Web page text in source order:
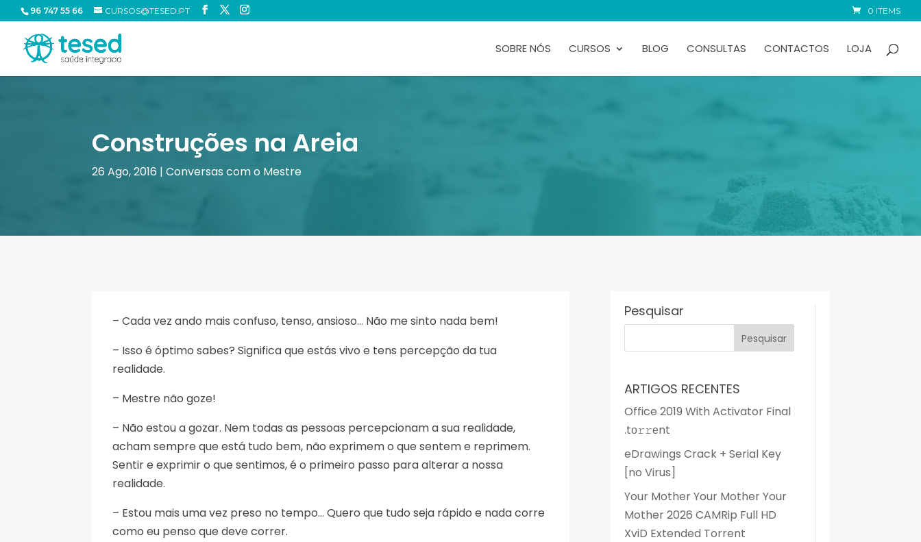
96 747 55 66 CURSOS@TESED.PT 0 ITEMS
SOBRE NÓS CURSOS BLOG CONSULTAS CONTACTOS LOJA
Construções na Areia
26 Ago, 2016 |Conversas com o Mestre
– Cada vez ando mais confuso, tenso, ansioso… Não me sinto nada bem!
– Isso é óptimo sabes? Significa que estás vivo e tens percepção da tua
realidade.
– Mestre não goze!
– Não estou a gozar. Nem todas as pessoas percepcionam a sua realidade,
acham sempre que está tudo bem, não exprimem o que sentem e reprimem.
Sentir e exprimir o que sentimos, é o primeiro passo para alterar a nossa
realidade.
– Estou mais uma vez preso no tempo… Quero que tudo seja rápido e nada corre
como eu penso que deve correr.
Pesquisar
ARTIGOS RECENTES
Office 2019 With Activator Final
.tо𝚛𝚛еnt
eDrawings Crack + Serial Key
[no Virus]
Your Mother Your Mother Your
Mother 2026 CAMRip Full HD
XviD Extended Torrent